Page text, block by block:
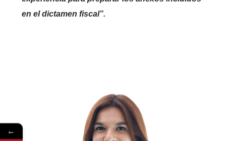
en el dictamen fiscal”.
←